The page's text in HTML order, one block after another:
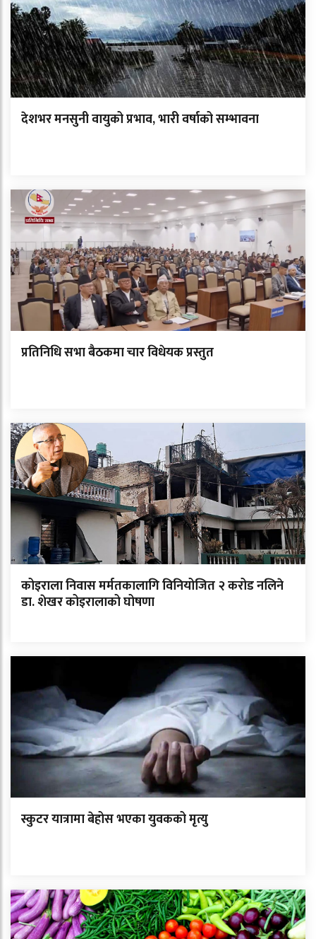
देशभर मनसुनी वायुको प्रभाव, भारी वर्षाको सम्भावना
प्रतिनिधि सभा बैठकमा चार विधेयक प्रस्तुत
कोइराला निवास मर्मतकालागि विनियोजित २ करोड नलिने
डा. शेखर कोइरालाको घोषणा
स्कुटर यात्रामा बेहोस भएका युवकको मृत्यु